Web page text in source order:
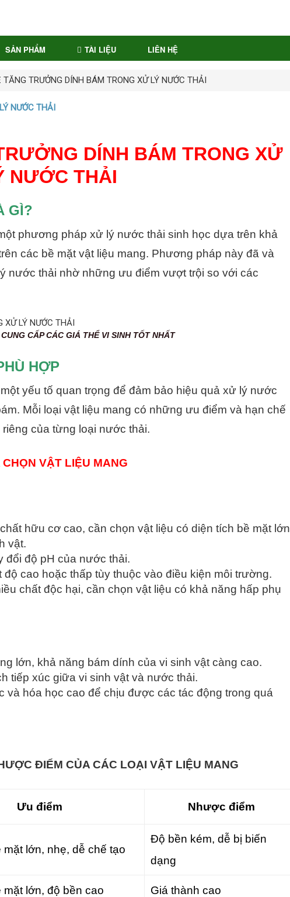
SẢN PHẨM TÀI LIỆU LIÊN HỆ
TĂNG TRƯỞNG DÍNH BÁM TRONG XỬ LÝ NƯỚC THẢI
NƯỚC THẢI
DÍNH BÁM TRONG XỬ
NƯỚC THẢI
GÌ?
phương pháp xử lý nước thải sinh học dựa trên khả
các bề mặt vật liệu mang. Phương pháp này đã và
nước thải nhờ những ưu điểm vượt trội so với các
CÁC GIÁ THỂ VI SINH TỐT NHẤT
HỢP
yếu tố quan trọng để đảm bảo hiệu quả xử lý nước
Mỗi loại vật liệu mang có những ưu điểm và hạn chế
của từng loại nước thải.
VẬT LIỆU MANG
hữu cơ cao, cần chọn vật liệu có diện tích bề mặt lớn
vật.
đổi độ pH của nước thải.
cao hoặc thấp tùy thuộc vào điều kiện môi trường.
chất độc hại, cần chọn vật liệu có khả năng hấp phụ
lớn, khả năng bám dính của vi sinh vật càng cao.
tiếp xúc giữa vi sinh vật và nước thải.
và hóa học cao để chịu được các tác động trong quá
ĐIỂM CỦA CÁC LOẠI VẬT LIỆU MANG
Ưu điểm Nhược điểm
mặt lớn, nhẹ, dễ chế tạo
Độ bền kém, dễ bị biến
dạng
mặt lớn, độ bền cao Giá thành cao